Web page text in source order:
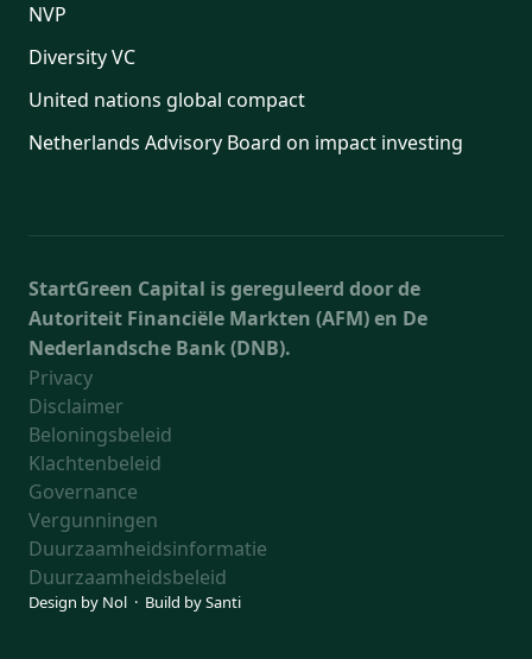
NVP
Diversity VC
United nations global compact
Netherlands Advisory Board on impact investing
StartGreen Capital is gereguleerd door de
Autoriteit Financiële Markten (AFM) en De
Nederlandsche Bank (DNB).
Privacy
Disclaimer
Beloningsbeleid
Klachtenbeleid
Governance
Vergunningen
Duurzaamheidsinformatie
Duurzaamheidsbeleid
Design by Nol · Build bySanti